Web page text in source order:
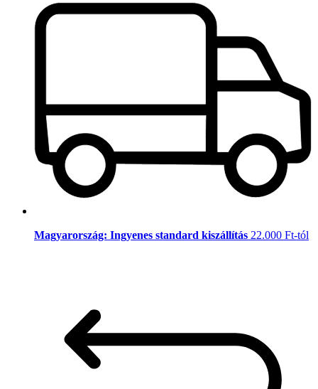
Magyarország: Ingyenes standard kiszállítás 22.000 Ft-tól